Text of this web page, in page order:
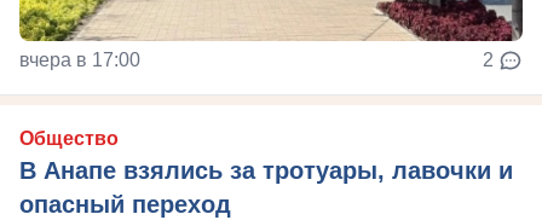
вчера в 17:00 2
Общество
В Анапе взялись за тротуары, лавочки и
опасный переход